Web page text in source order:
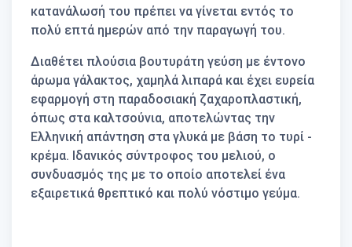
κατανάλωσή του πρέπει να γίνεται εντός το
πολύ επτά ημερών από την παραγωγή του.
Διαθέτει πλούσια βουτυράτη γεύση με έντονο
άρωμα γάλακτος, χαμηλά λιπαρά και έχει ευρεία
εφαρμογή στη παραδοσιακή ζαχαροπλαστική,
όπως στα καλτσούνια, αποτελώντας την
Ελληνική απάντηση στα γλυκά με βάση το τυρί -
κρέμα. Ιδανικός σύντροφος του μελιού, ο
συνδυασμός της με το οποίο αποτελεί ένα
εξαιρετικά θρεπτικό και πολύ νόστιμο γεύμα.